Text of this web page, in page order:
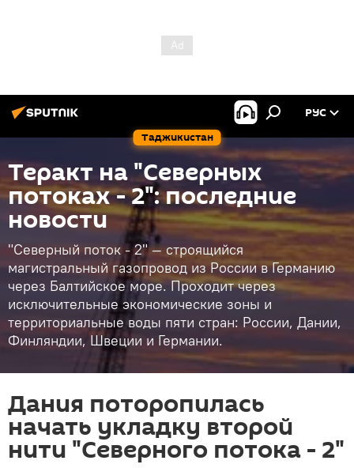
Таджикистан
РУС
Теракт на "Северных
потоках - 2": последние
новости
"Северный поток - 2" — строящийся
магистральный газопровод из России в Германию
через Балтийское море. Проходит через
исключительные экономические зоны и
территориальные воды пяти стран: России, Дании,
Финляндии, Швеции и Германии.
Дания поторопилась
начать укладку второй
нити "Северного потока - 2"